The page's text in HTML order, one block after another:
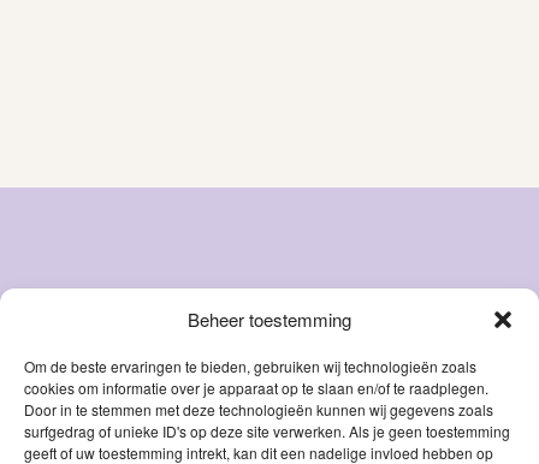
Beheer toestemming
Om de beste ervaringen te bieden, gebruiken wij technologieën zoals
cookies om informatie over je apparaat op te slaan en/of te raadplegen.
Door in te stemmen met deze technologieën kunnen wij gegevens zoals
surfgedrag of unieke ID's op deze site verwerken. Als je geen toestemming
geeft of uw toestemming intrekt, kan dit een nadelige invloed hebben op
Snacks
Droog
voer
Accessoires
Over ons
Blog
Contact
Mijn account